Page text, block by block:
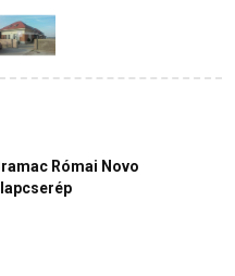
Római Novo